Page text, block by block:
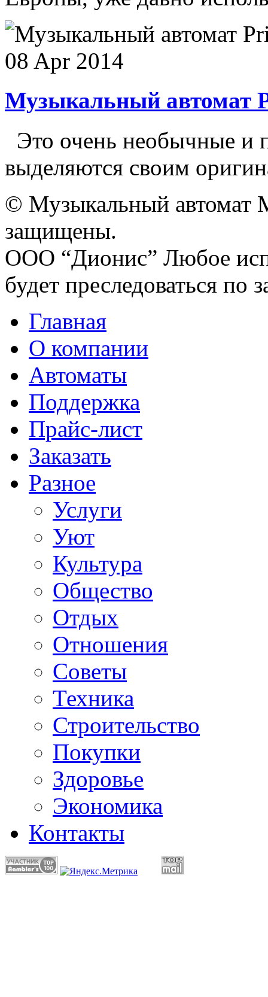
08 Apr 2014
Музыкальный автомат
Это очень необычные и
выделяются своим
© Музыкальный автомат
защищены.
ООО “Дионис” Любое
будет преследоваться по
Главная
О компании
Автоматы
Поддержка
Прайс-лист
Заказать
Разное
Услуги
Уют
Культура
Общество
Отдых
Отношения
Советы
Техника
Строительство
Покупки
Здоровье
Экономика
Контакты